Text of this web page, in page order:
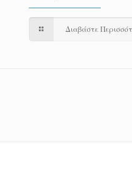
Διαβάστε